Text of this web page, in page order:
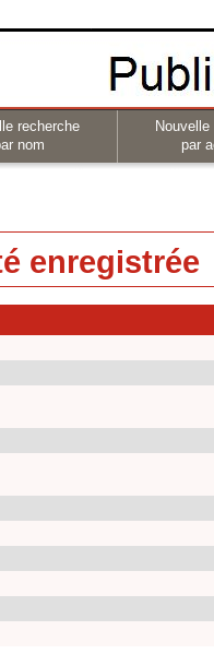
recherche
nom
par
enregistrée